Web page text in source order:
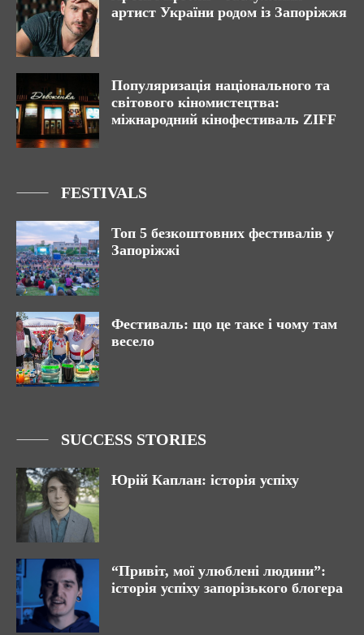
артист України родом із Запоріжжя
Популяризація національного та
світового кіномистецтва:
міжнародний кінофестиваль ZIFF
FESTIVALS
Топ 5 безкоштовних фестивалів у
Запоріжжі
Фестиваль: що це таке і чому там
весело
SUCCESS STORIES
Юрій Каплан: історія успіху
“Привіт, мої улюблені людини”:
історія успіху запорізького блогера